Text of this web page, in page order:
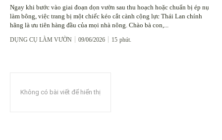
Ngay khi bước vào giai đoạn dọn vườn sau thu hoạch hoặc chuẩn bị ép nụ
làm bông, việc trang bị một chiếc kéo cắt cành cộng lực Thái Lan chính
hãng là ưu tiên hàng đầu của mọi nhà nông. Chào bà con,...
DỤNG CỤ LÀM VƯỜN 09/06/2026 15 phút.
Không có bài viết để hiển thị